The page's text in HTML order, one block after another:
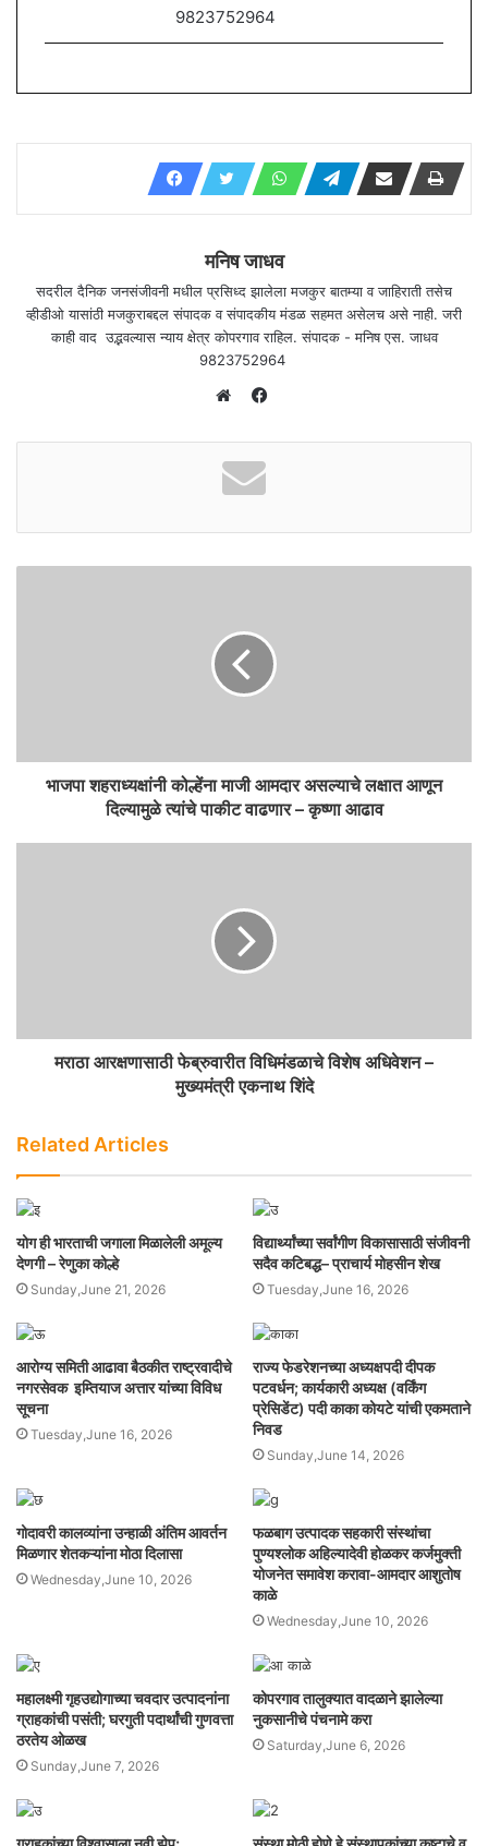
9823752964
मनिष जाधव
सदरील दैनिक जनसंजीवनी मधील प्रसिध्द झालेला मजकुर बातम्या व जाहिराती तसेच
व्हीडीओ यासांठी मजकुराबद्दल संपादक व संपादकीय मंडळ सहमत असेलच असे नाही. जरी
काही वाद उद्भवल्यास न्याय क्षेत्र कोपरगाव राहिल. संपादक - मनिष एस. जाधव
9823752964
e
b
s
c
भाजपा शहराध्यक्षांनी कोल्हेंना माजी आमदार असल्याचे लक्षात आणून
दिल्यामुळे त्यांचे पाकीट वाढणार – कृष्णा आढाव
मराठा आरक्षणासाठी फेब्रुवारीत विधिमंडळाचे विशेष अधिवेशन –
मुख्यमंत्री एकनाथ शिंदे
Related Articles
योग ही भारताची जगाला मिळालेली अमूल्य
देणगी – रेणुका कोल्हे
Sunday,June 21, 2026
विद्यार्थ्यांच्या सर्वांगीण विकासासाठी संजीवनी
सदैव कटिबद्ध– प्राचार्य मोहसीन शेख
Tuesday,June 16, 2026
आरोग्य समिती आढावा बैठकीत राष्ट्रवादीचे
नगरसेवक इम्तियाज अत्तार यांच्या विविध
सूचना
Tuesday,June 16, 2026
राज्य फेडरेशनच्या अध्यक्षपदी दीपक
पटवर्धन; कार्यकारी अध्यक्ष (वर्किंग
प्रेसिडेंट) पदी काका कोयटे यांची एकमताने
निवड
Sunday,June 14, 2026
गोदावरी कालव्यांना उन्हाळी अंतिम आवर्तन
मिळणार शेतकऱ्यांना मोठा दिलासा
Wednesday,June 10, 2026
फळबाग उत्पादक सहकारी संस्थांचा
पुण्यश्लोक अहिल्यादेवी होळकर कर्जमुक्ती
योजनेत समावेश करावा-आमदार आशुतोष
काळे
Wednesday,June 10, 2026
महालक्ष्मी गृहउद्योगाच्या चवदार उत्पादनांना
ग्राहकांची पसंती; घरगुती पदार्थांची गुणवत्ता
ठरतेय ओळख
Sunday,June 7, 2026
कोपरगाव तालुक्यात वादळाने झालेल्या
नुकसानीचे पंचनामे करा
Saturday,June 6, 2026